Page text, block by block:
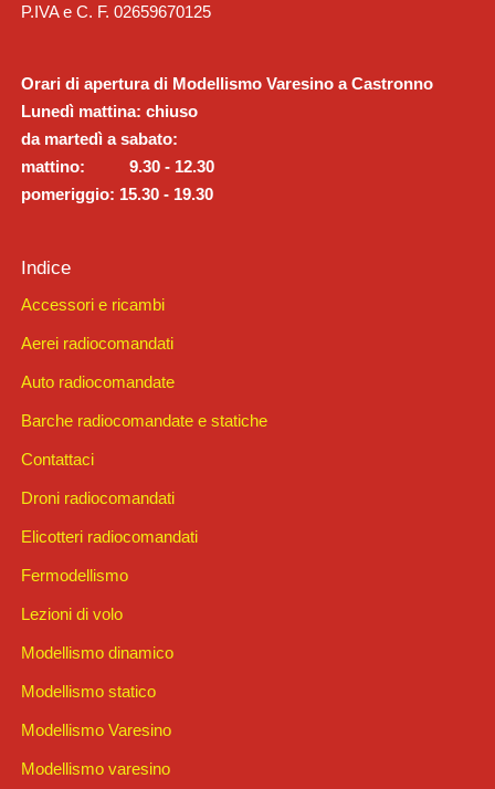
P.IVA e C. F. 02659670125
Orari di apertura di Modellismo Varesino a Castronno
Lunedì mattina: chiuso
da martedì a sabato:
mattino: 9.30 - 12.30
pomeriggio: 15.30 - 19.30
Indice
Accessori e ricambi
Aerei radiocomandati
Auto radiocomandate
Barche radiocomandate e statiche
Contattaci
Droni radiocomandati
Elicotteri radiocomandati
Fermodellismo
Lezioni di volo
Modellismo dinamico
Modellismo statico
Modellismo Varesino
Modellismo varesino